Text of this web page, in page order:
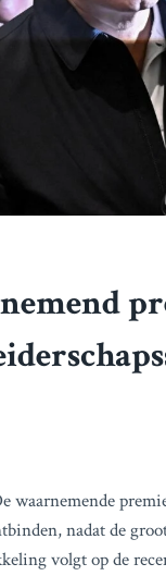
waarnemende
nadat de
volgt op de